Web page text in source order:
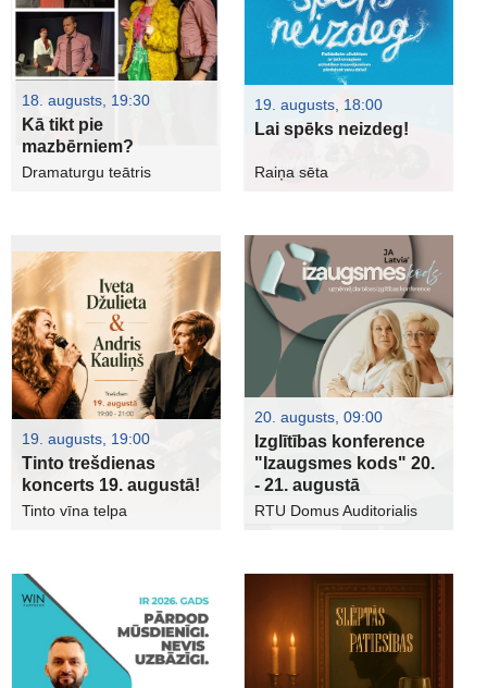
18. augusts, 19:30
Kā tikt pie
mazbērniem?
Dramaturgu teātris
19. augusts, 18:00
Lai spēks neizdeg!
Raiņa sēta
19. augusts, 19:00
Tinto trešdienas
koncerts 19. augustā!
Tinto vīna telpa
20. augusts, 09:00
Izglītības konference
"Izaugsmes kods" 20.
- 21. augustā
RTU Domus Auditorialis